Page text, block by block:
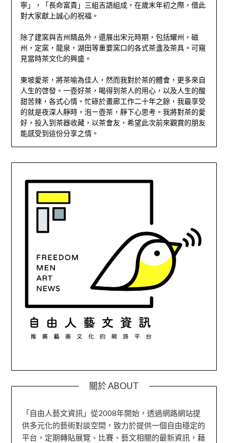
寧」，「長命富貴」三組吉語組成，在歲末年初之際，借此
對大家獻上誠心的祝福。
除了建窯與吉州精品外，還展出宋元時期，包括耀州，磁
州，定窯，龍泉，湖田等重要窯口的各式茶盞及茶具。可窺
見當時茶文化的興盛。
東坡愛茶，將茶喻為佳人，然而我對於茶的體會，更多來自
人生的啓發。一壺好茶，喝得到茶人的用心，以及人生的酸
甜苦辣，各式心情。忙碌於畫廊工作二十年之餘，我最享受
的就是夜深人靜時，泡ㄧ壺茶，靜下心思考。我將對茶的愛
好，投入到茶器收藏，以茶會友，希望此次前來觀賞的朋友
能感受到這份分享之情。
關於 ABOUT
「自由人藝文資訊」從2008年開始，透過網路網站提
供多元化的藝術對談空間，致力於提供一個自由穩定的
平台，定期轉貼展覽、比賽、藝文相關的最新資訊，藉